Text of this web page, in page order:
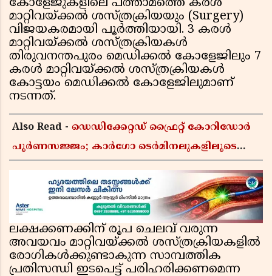
കോളേജുകളിലെ പത്താമത്തെ കരള്‍
മാറ്റിവയ്ക്കല്‍ ശസ്ത്രക്രിയയും (Surgery)
വിജയകരമായി പൂര്‍ത്തിയായി. 3 കരള്‍
മാറ്റിവയ്ക്കല്‍ ശസ്ത്രക്രിയകള്‍
തിരുവനന്തപുരം മെഡിക്കല്‍ കോളേജിലും 7
കരള്‍ മാറ്റിവയ്ക്കല്‍ ശസ്ത്രക്രിയകള്‍
കോട്ടയം മെഡിക്കല്‍ കോളേജിലുമാണ്
നടന്നത്.
Also Read - ഡെഡിക്കേറ്റഡ് ഫ്രൈറ്റ് കോറിഡോർ
പൂർണസജ്ജം; കാർഗോ ടെർമിനലുകളിലൂടെ
വൻ കുതിപ്പ്
ലക്ഷക്കണക്കിന് രൂപ ചെലവ് വരുന്ന
അവയവം മാറ്റിവയ്ക്കല്‍ ശസ്ത്രക്രിയകളില്‍
രോഗികള്‍ക്കുണ്ടാകുന്ന സാമ്പത്തിക
പ്രതിസന്ധി ഇടപെട്ട് പരിഹരിക്കണമെന്ന